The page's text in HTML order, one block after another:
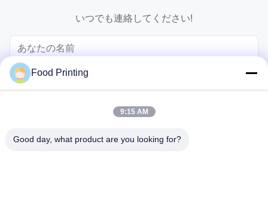
いつでも連絡してください!
Food Printing
9:15 AM
Good day, what product are you looking for?